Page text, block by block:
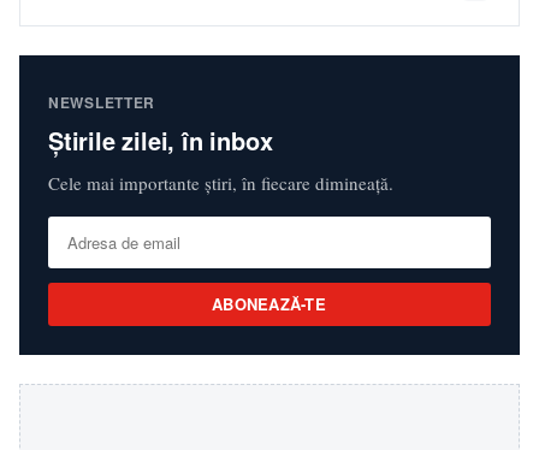
NEWSLETTER
Știrile zilei, în inbox
Cele mai importante știri, în fiecare dimineață.
ABONEAZĂ-TE